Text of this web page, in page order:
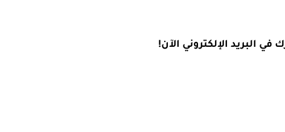
في البريد الإلكتروني الآن!